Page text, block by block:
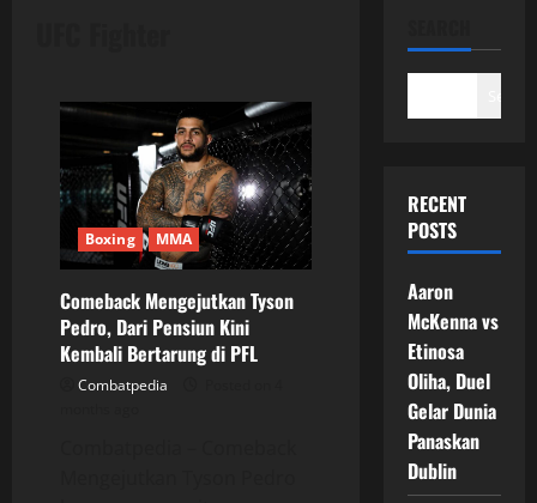
Boxing MMA
Comeback Mengejutkan Tyson
Pedro, Dari Pensiun Kini
Kembali Bertarung di PFL
Combatpedia
RECENT
POSTS
Aaron
McKenna vs
Etinosa
Oliha, Duel
Gelar Dunia
Panaskan
Dublin